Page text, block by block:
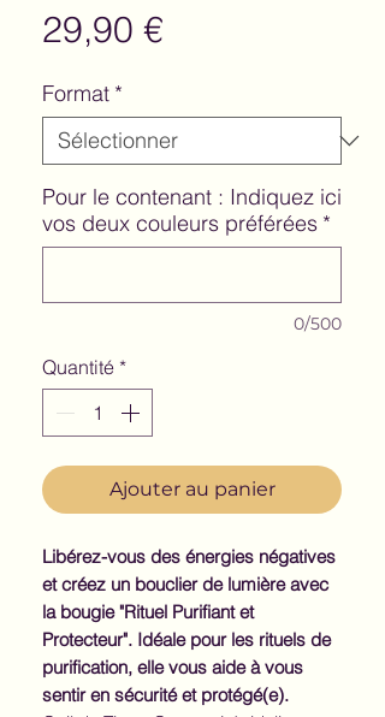
29,90 €
Format *
Pour le contenant : Indiquez ici
vos deux couleurs préférées *
0/500
Quantité *
Ajouter au panier
Libérez-vous des énergies négatives
et créez un bouclier de lumière avec
la bougie "Rituel Purifiant et
Protecteur". Idéale pour les rituels de
purification, elle vous aide à vous
sentir en sécurité et protégé(e).